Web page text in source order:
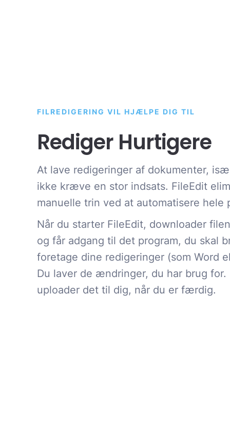
FILREDIGERING VIL HJÆLPE DIG TIL
Rediger Hurtigere
At lave redigeringer af dokumenter,
ikke kræve en stor indsats. FileEdit
manuelle trin ved at automatisere hele
Når du starter FileEdit, downloader
og får adgang til det program, du skal
foretage dine redigeringer (som Word
Du laver de ændringer, du har brug for.
uploader det til dig, når du er færdig.